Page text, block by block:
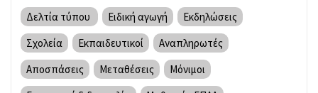
Δελτία τύπου Ειδική αγωγή
Εκδηλώσεις
Σχολεία
Εκπαιδευτικοί
Αναπληρωτές
Αποσπάσεις
Μεταθέσεις
Μόνιμοι